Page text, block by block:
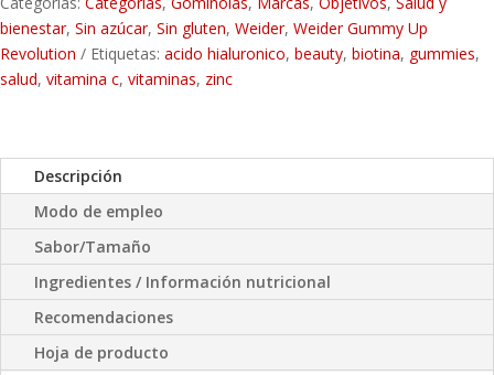
bienestar, Sin azúcar, Sin gluten, Weider, Weider Gummy Up
Revolution
Etiquetas: acido hialuronico, beauty, biotina, gummies,
salud, vitamina c, vitaminas, zinc
Descripción
Modo de empleo
Sabor/Tamaño
Ingredientes / Información nutricional
Recomendaciones
Hoja de producto